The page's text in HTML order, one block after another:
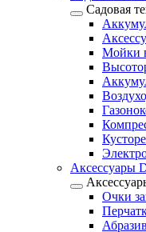
Садовая
Мойки
Аксессуары
Очки